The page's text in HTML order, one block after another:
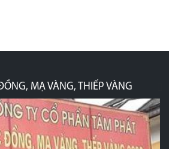
MẠ VÀNG, THIẾP VÀNG